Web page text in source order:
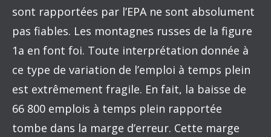
sont rapportées par l’EPA ne sont absolument
pas fiables. Les montagnes russes de la figure
1a en font foi. Toute interprétation donnée à
ce type de variation de l’emploi à temps plein
est extrêmement fragile. En fait, la baisse de
66 800 emplois à temps plein rapportée
tombe dans la marge d’erreur. Cette marge